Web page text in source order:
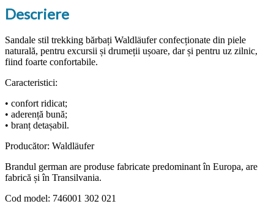
Descriere
Sandale stil trekking bărbați Waldläufer confecționate din piele
naturală, pentru excursii și drumeții ușoare, dar și pentru uz zilnic,
fiind foarte confortabile.
Caracteristici:
• confort ridicat;
• aderență bună;
• branț detașabil.
Producător: Waldläufer
Brandul german are produse fabricate predominant în Europa, are
fabrică și în Transilvania.
Cod model: 746001 302 021